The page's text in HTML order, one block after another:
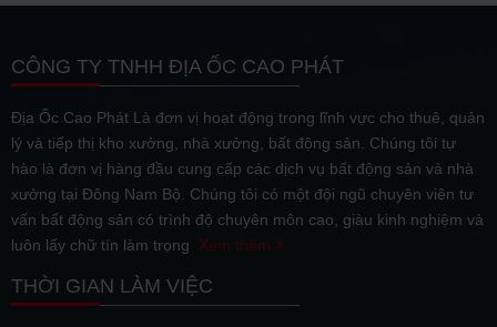
CÔNG TY TNHH ĐỊA ỐC CAO PHÁT
Địa Ốc Cao Phát Là đơn vị hoạt động trong lĩnh vực cho thuê, quản
lý và tiếp thị kho xưởng, nhà xưởng, bất động sản. Chúng tôi tự
hào là đơn vị hàng đầu cung cấp các dịch vụ bất động sản và nhà
xưởng tại Đông Nam Bộ. Chúng tôi có một đội ngũ chuyên viên tư
vấn bất động sản có trình độ chuyên môn cao, giàu kinh nghiệm và
luôn lấy chữ tín làm trọng Xem thêm
THỜI GIAN LÀM VIỆC